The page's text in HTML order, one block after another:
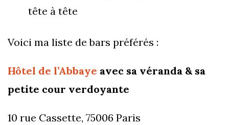
tête à tête
Voici ma liste de bars préférés :
Hôtel de l’Abbaye avec sa véranda & sa
petite cour verdoyante
10 rue Cassette, 75006 Paris